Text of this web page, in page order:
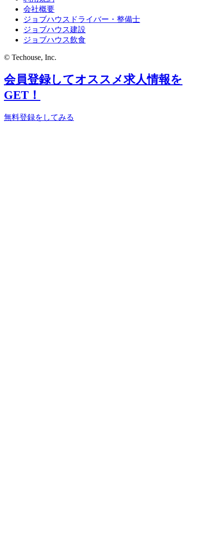
会社概要
ジョブハウスドライバー・整備士
ジョブハウス建設
ジョブハウス飲食
© Techouse, Inc.
会員登録してオススメ求人情報を
GET！
無料登録をしてみる